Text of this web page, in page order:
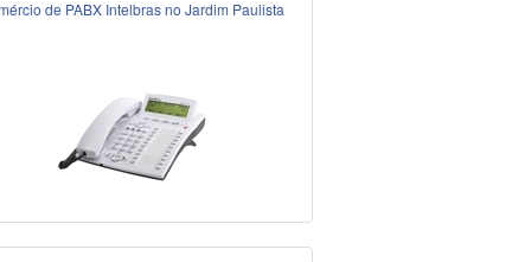
de PABX Intelbras no Jardim Paulista